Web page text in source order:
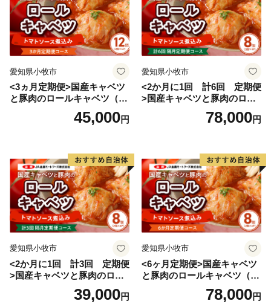
愛知県小牧市
<3ヵ月定期便>国産キャベツ
と豚肉のロールキャベツ（6P
45,000円
愛知県小牧市
<2か月に1回 計6回 定期便
>国産キャベツと豚肉のロー
ルキャベツ（4P入り）
78,000円
愛知県小牧市
<2か月に1回 計3回 定期便
>国産キャベツと豚肉のロー
ルキャベツ（4P入り）
39,000円
愛知県小牧市
<6ヶ月定期便>国産キャベツ
と豚肉のロールキャベツ（4P
78,000円